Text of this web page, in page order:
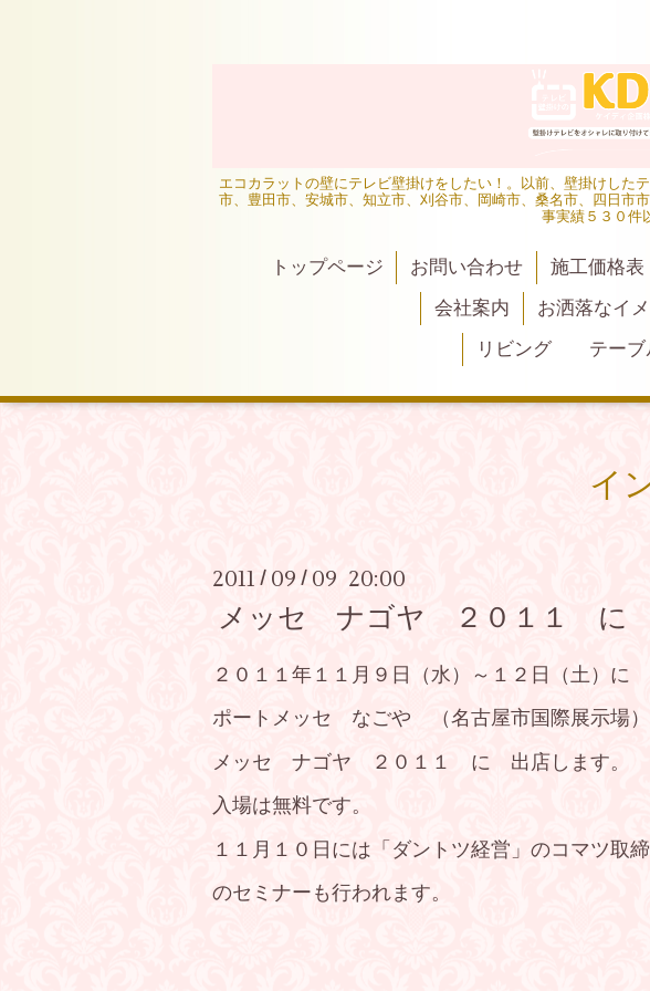
エコカラットの壁にテレビ壁掛けをしたい！。以前、壁掛けし
市、豊田市、安城市、知立市、刈谷市、岡崎市、桑名市、四
事実績５３０
トップページ お問い合わせ 施工価格表
会社案内
お洒落なイ
リビング テー
イ
2011 / 09 / 09 20:00
メッセ ナゴヤ ２０１１ に
２０１１年１１月９日（水）～１２日（土）に
ポートメッセ なごや （名古屋市国際展示場）
メッセ ナゴヤ ２０１１ に 出店します。
入場は無料です。
１１月１０日には「ダントツ経営」のコマツ取
のセミナーも行われます。